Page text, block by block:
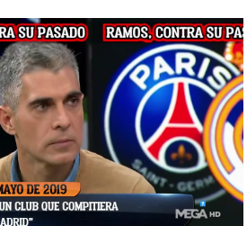
de 2021, 06:00
de 2021, 02:05